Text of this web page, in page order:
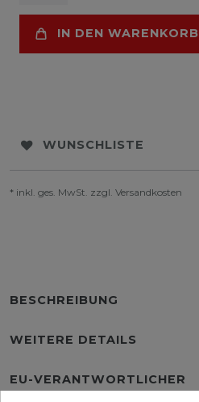
IN DEN WARENKORB
WUNSCHLISTE
* inkl. ges. MwSt. zzgl. Versandkosten
BESCHREIBUNG
WEITERE DETAILS
EU-VERANTWORTLICHER